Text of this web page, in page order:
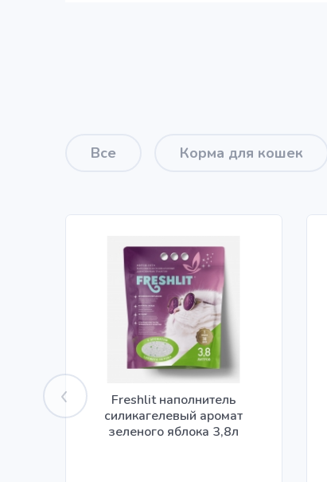
Все Корма для кошек
Freshlit наполнитель
силикагелевый аромат
зеленого яблока 3,8л